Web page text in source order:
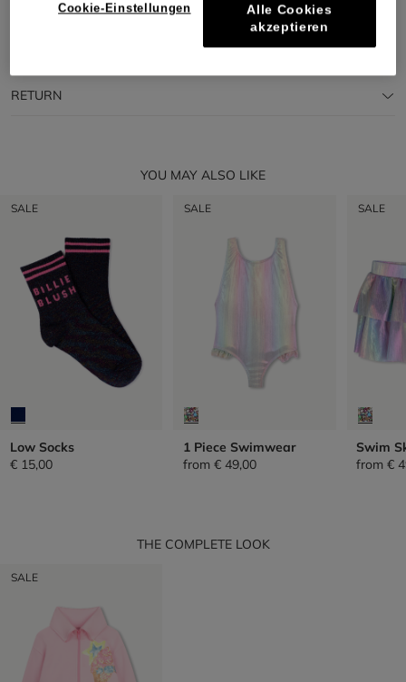
TRACEABILITY
RETURN
YOU MAY ALSO LIKE
SALE
Low Socks
€ 15,00
SALE
1 Piece Swimwear
from € 49,00
SALE
Swim
from€
THE COMPLETE LOOK
SALE
Cookie-Einstellungen
Alle Cookies
akzeptieren